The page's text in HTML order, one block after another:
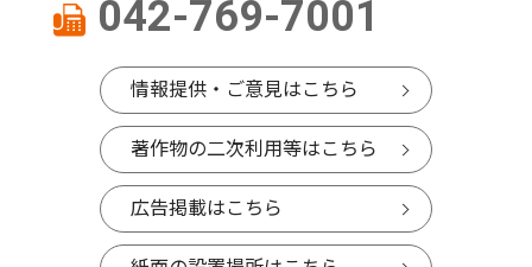
042-769-7001
情報提供・ご意見はこちら
著作物の二次利用等はこちら
広告掲載はこちら